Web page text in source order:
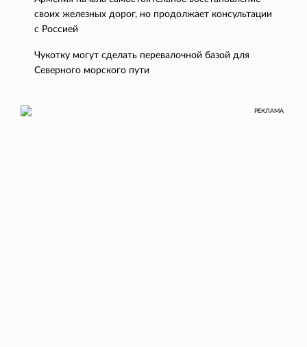
своих железных дорог, но продолжает консультации
с Россией
Чукотку могут сделать перевалочной базой для
Северного морского пути
РЕКЛАМА